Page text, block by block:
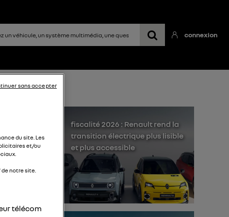
connexion
fiscalité 2026 : Renault rend la
transition électrique plus lisible
et plus accessible
du site. Les
et/ou
de notre site.
télécom
sans accepter